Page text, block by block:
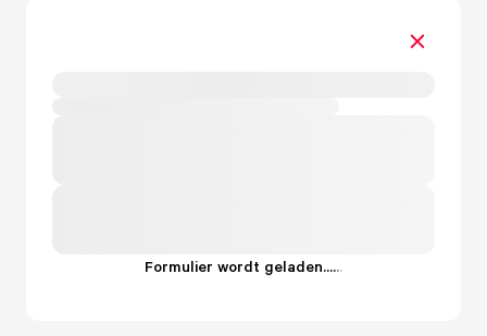
Formulier wordt geladen......